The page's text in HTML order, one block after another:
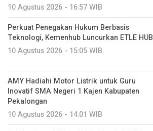
10 Agustus 2026 - 16:57 WIB
Perkuat Penegakan Hukum Berbasis
Teknologi, Kemenhub Luncurkan ETLE HUB
10 Agustus 2026 - 15:05 WIB
AMY Hadiahi Motor Listrik untuk Guru
Inovatif SMA Negeri 1 Kajen Kabupaten
Pekalongan
10 Agustus 2026 - 14:01 WIB